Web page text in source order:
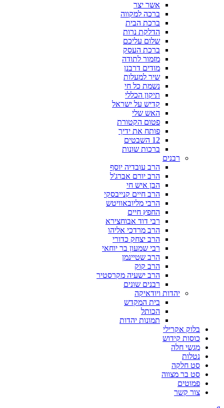
אשר יצר
ברכה למקווה
ברכת הבית
הדלקת נרות
שלום עליכם
ברכת העסק
מזמור לתודה
מודים דרבנן
שיר למעלות
נשמת כל חי
תיקון הכללי
קדיש על ישראל
האש שלי
פטום הקטורת
פותח את ידיך
12 השבטים
ברכות שונות
רבנים
הרב עובדיה יוסף
הרב יורם אברג'ל
הבן איש חי
הרב חיים קנייבסקי
הרבי מליובאוויטש
החפץ חיים
רבי דוד אבוחצירא
הרב מרדכי אליהו
הרב יצחק כדורי
רבי שמעון בר יוחאי
הרב שטיינמן
הרב קוק
הרב ישעיה מקרסטיר
רבנים שונים
יהדות ויודאיקה
בית המקדש
הכותל
תמונות יהדות
בלוק אקרילי
כוסות קידוש
מגשי חלה
נטלות
סט חלקה
סט בר מצווה
פמוטים
צור קשר